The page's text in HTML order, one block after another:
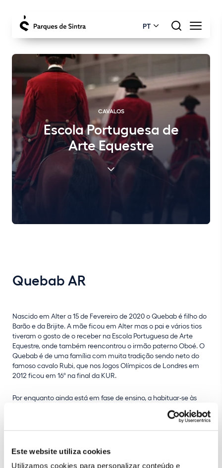
Este website utiliza cookies
Utilizamos cookies para personalizar conteúdo e
PT
CAVALOS
Escola Portuguesa de
Arte Equestre
Quebab AR
Nascido em Alter a 15 de Fevereiro de 2020 o Quebab é filho do
Barão e da Brijite. A mãe ficou em Alter mas o pai e vários tios
tiveram o gosto de o receber na Escola Portuguesa de Arte
Equestre, onde também reencontrou o irmão paterno Oboé. O
Quebab é de uma família com muita tradição sendo neto do
famoso cavalo Rubi, que nos Jogos Olímpicos de Londres em
2012 ficou em 16º na final da KUR.
Por enquanto ainda está em fase de ensino, a habituar-se às
SAIBA MAIS